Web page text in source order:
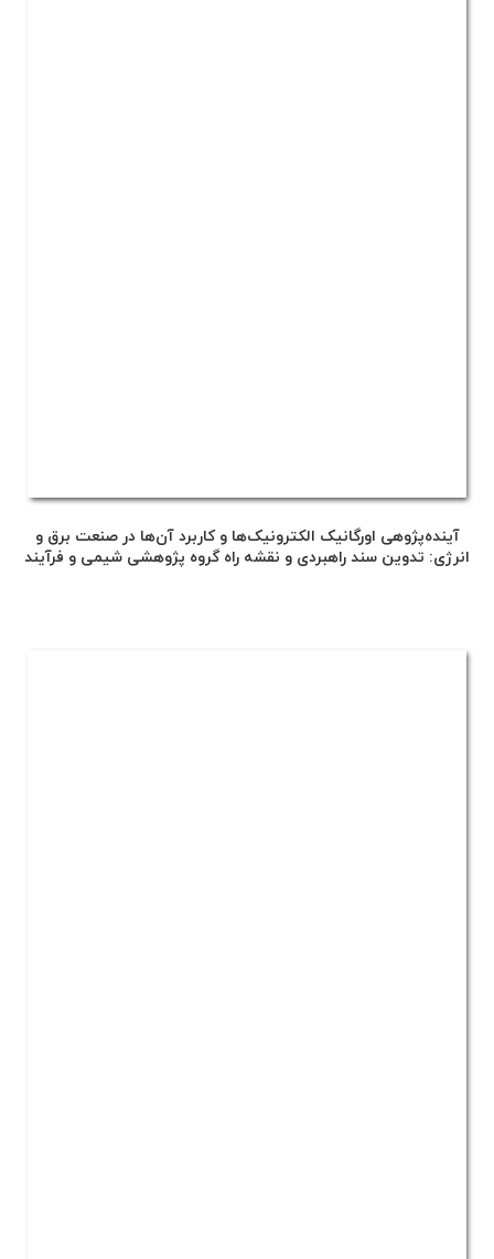
آینده‌پژوهی اورگانیک الکترونیک‌ها و کاربرد آن‌ها در صنعت برق و
انرژی: تدوین سند راهبردی و نقشه راه گروه پژوهشی شیمی و فرآیند